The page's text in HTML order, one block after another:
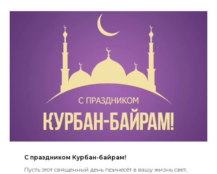
С праздником Курбан-байрам!
Пусть этот священный день принесёт в вашу жизнь свет,